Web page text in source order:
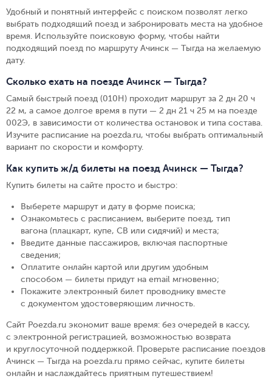
Удобный и понятный интерфейс с поиском позволят легко
выбрать подходящий поезд и забронировать места на удобное
время. Используйте поисковую форму, чтобы найти
подходящий поезд по маршруту Ачинск — Тыгда на желаемую
дату.
Сколько ехать на поезде Ачинск — Тыгда?
Самый быстрый поезд (010Н) проходит маршрут за 2 дн 20 ч
22 м, а самое долгое время в пути — 2 дн 21 ч 25 м на поезде
002Э, в зависимости от количества остановок и типа состава.
Изучите расписание на poezda.ru, чтобы выбрать оптимальный
вариант по скорости и комфорту.
Как купить ж/д билеты на поезд Ачинск — Тыгда?
Купить билеты на сайте просто и быстро:
Выберете маршрут и дату в форме поиска;
Ознакомьтесь с расписанием, выберите поезд, тип
вагона (плацкарт, купе, СВ или сидячий) и места;
Введите данные пассажиров, включая паспортные
сведения;
Оплатите онлайн картой или другим удобным
способом — билеты придут на email мгновенно;
Покажите электронный билет проводнику вместе
с документом удостоверяющим личность.
Сайт Poezda.ru экономит ваше время: без очередей в кассу,
с электронной регистрацией, возможностью возврата
и круглосуточной поддержкой. Проверьте расписание поездов
Ачинск — Тыгда на poezda.ru прямо сейчас, купите билеты
онлайн и наслаждайтесь приятным путешествием!